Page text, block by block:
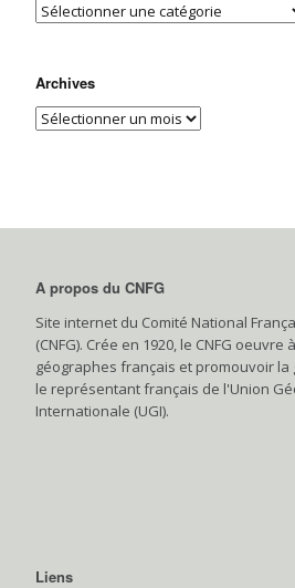
Archives
A propos du CNFG
Site internet du Comité National
(CNFG). Crée en 1920, le CNFG
géographes français et promouvoir la
le représentant français de l'Union
Internationale (UGI).
Liens